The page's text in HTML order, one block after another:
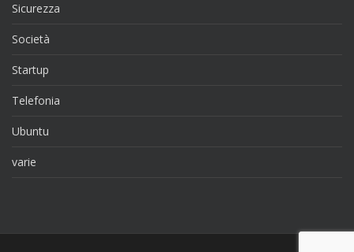
Sicurezza
Società
Startup
Telefonia
Ubuntu
varie